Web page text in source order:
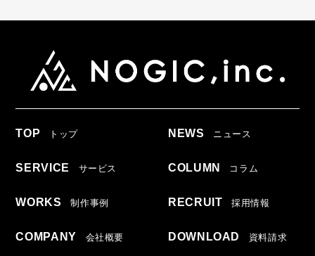
TOP トップ
SERVICE サービス
WORKS 制作事例
COMPANY 会社概要
NEWS ニュース
COLUMN コラム
RECRUIT 採用情報
DOWNLOAD 資料請求